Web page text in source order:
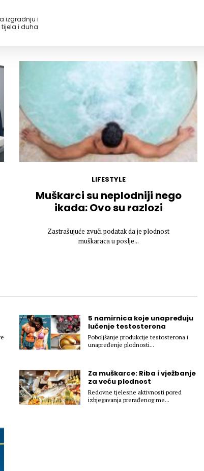
izgradnju i
i duha
LIFESTYLE
Muškarci su neplodniji nego
ikada: Ovo su razlozi
Zastrašujuće zvuči podatak da je plodnost
muškaraca u poslje...
5 namirnica koje unapređuju
lučenje testosterona
Poboljšanje produkcije testosterona i
unapređenje plodnosti...
Za muškarce: Riba i vježbanje
za veću plodnost
Redovne tjelesne aktivnosti pored
izbjegavanja prerađenog me...